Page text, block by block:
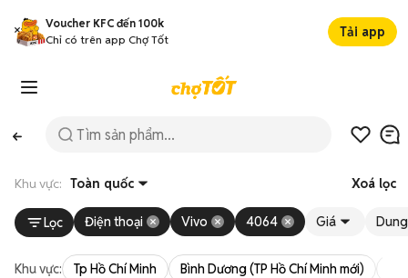
Voucher KFC đến 100k
Chỉ có trên app Chợ Tốt
Tải app
Khu vực: Toàn quốc Xoá lọc
Lọc Điện thoại Vivo 4064 Giá
Khu vực: Tp Hồ Chí Minh Bình Dương (TP Hồ Chí Minh mới)